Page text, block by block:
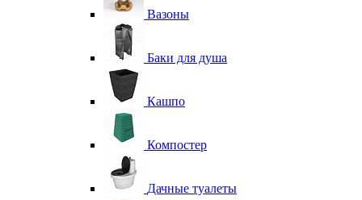
Вазоны
Баки для душа
Кашпо
Компостер
Дачные туалеты